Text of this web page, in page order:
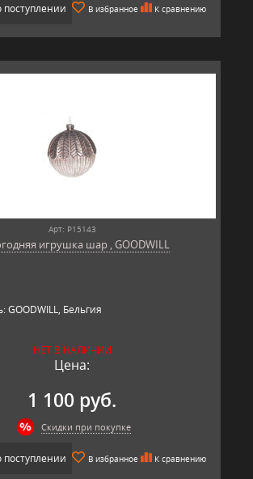
В избранное К сравнению
Арт: P15143
игрушка шар , GOODWILL
GOODWILL, Бельгия
НЕТ В НАЛИЧИИ
Цена:
1 100 руб.
Скидки при покупке
В избранное К сравнению